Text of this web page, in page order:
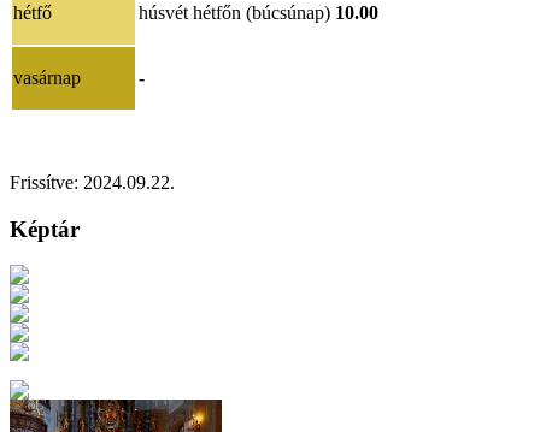
hétfő húsvét hétfőn (búcsúnap) 10.00
vasárnap -
Frissítve: 2024.09.22.
Képtár